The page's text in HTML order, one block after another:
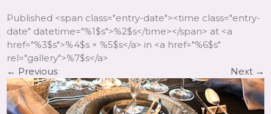
Published <span class="entry-date"><time class="entry-
date" datetime="%1$s">%2$s</time></span> at <a
href="%3$s">%4$s × %5$s</a> in <a href="%6$s"
rel="gallery">%7$s</a>
← Previous Next →